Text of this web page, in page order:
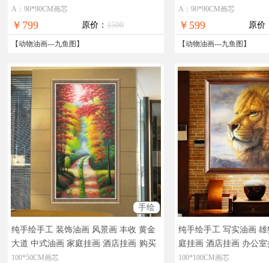
品手绘写实动物油画
A：90*90CM画芯
￥799 原价： 1500
【动物油画---九鱼图 】
A：90*90CM画芯
￥599 原价
【动物油画---九鱼图 】
手绘
纯手绘手工 装饰油画 风景画 丰收 黄金
大道 中式油画 家庭挂画 酒店挂画 购买
油画定要现货图片，在线支付，全国免
100*50CM画芯
纯手绘手工 写实油画
庭挂画 酒店挂画 办公
画，哪里买油画油画价
100*100CM画芯